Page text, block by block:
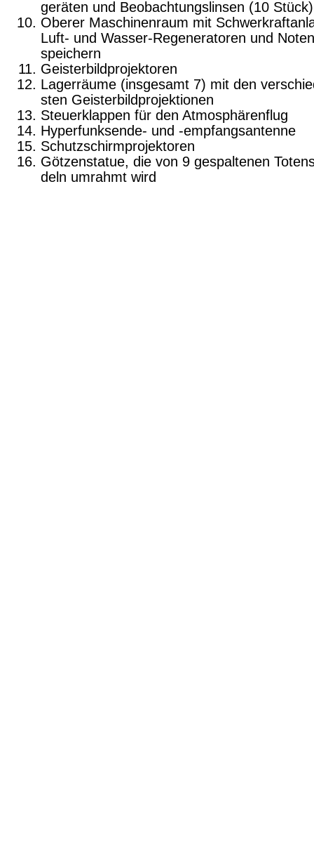
geräten und Beobachtungslinsen (10 Stück)
Oberer Maschinenraum mit
Luft- und Wasser-Regeneratoren und
speichern
Geisterbildprojektoren
Lagerräume (insgesamt 7) mit den
sten Geisterbildprojektionen
Steuerklappen für den Atmosphärenflug
Hyperfunksende- und -empfangsantenne
Schutzschirmprojektoren
Götzenstatue, die von 9 gespaltenen
deln umrahmt wird